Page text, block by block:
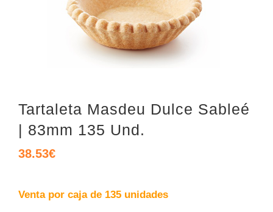
Tartaleta Masdeu Dulce Sableé
| 83mm 135 Und.
38.53€
Venta por caja de 135 unidades